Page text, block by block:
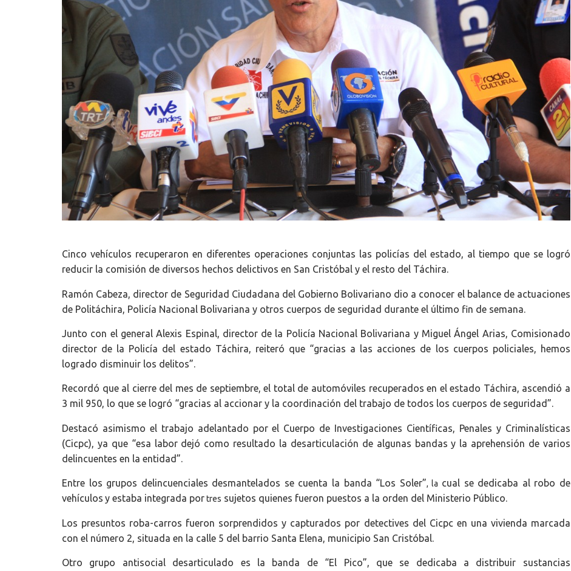
Cinco vehículos recuperaron en diferentes operaciones conjuntas las policías del estado, al tiempo que se logró
reducir la comisión de diversos hechos delictivos en San Cristóbal y el resto del Táchira.
Ramón Cabeza, director de Seguridad Ciudadana del Gobierno Bolivariano dio a conocer el balance de actuaciones
de Politáchira, Policía Nacional Bolivariana y otros cuerpos de seguridad durante el último fin de semana.
Junto con el general Alexis Espinal, director de la Policía Nacional Bolivariana y Miguel Ángel Arias, Comisionado
director de la Policía del estado Táchira, reiteró que “gracias a las acciones de los cuerpos policiales, hemos
logrado disminuir los delitos”.
Recordó que al cierre del mes de septiembre, el total de automóviles recuperados en el estado Táchira, ascendió a
3 mil 950, lo que se logró “gracias al accionar y la coordinación del trabajo de todos los cuerpos de seguridad”.
Destacó asimismo el trabajo adelantado por el Cuerpo de Investigaciones Científicas, Penales y Criminalísticas
(Cicpc), ya que “esa labor dejó como resultado la desarticulación de algunas bandas y la aprehensión de varios
delincuentes en la entidad”.
Entre los grupos delincuenciales desmantelados se cuenta la banda “Los Soler”, la cual se dedicaba al robo de
vehículos y estaba integrada portres sujetos quienes fueron puestos a la orden del Ministerio Público.
Los presuntos roba-carros fueron sorprendidos y capturados por detectives del Cicpc en una vivienda marcada
con el número 2, situada en la calle 5 del barrio Santa Elena, municipio San Cristóbal.
Otro grupo antisocial desarticulado es la banda de “El Pico”, que se dedicaba a distribuir sustancias